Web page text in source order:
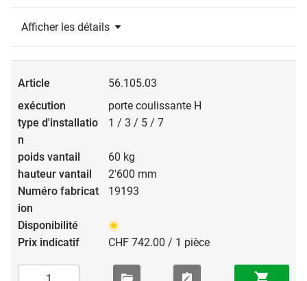
Afficher les détails
56.105.03
porte coulissante H
1 / 3 / 5 / 7
60 kg
2'600 mm
19193
CHF 742.00 / 1 pièce